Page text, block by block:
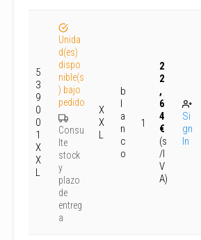
5
3
9
0
0
1
X
X
L
Unida
d(es)
dispo
nible(s
) bajo
pedido
Consu
lte
stock
y
plazo
de
entreg
a
X
X
L
b
l
a
n
c
o
1
2
2
,
6
4
€
(s
/I
V
A)
Si
gn
In